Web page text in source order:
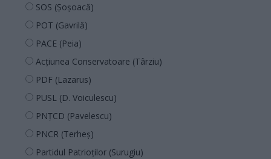
SOS (Șoșoacă)
POT (Gavrilă)
PACE (Peia)
Acțiunea Conservatoare (Târziu)
PDF (Lazarus)
PUSL (D. Voiculescu)
PNȚCD (Pavelescu)
PNCR (Terheș)
Partidul Patrioților (Surugiu)